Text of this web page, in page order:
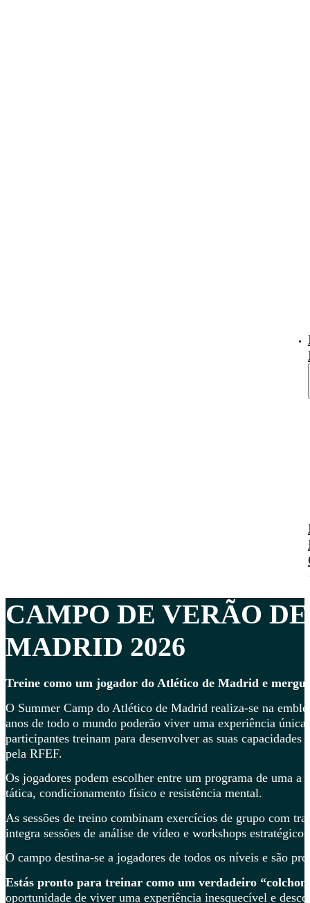
CAMPO DE VERÃO
MADRID 2026
Treine como um jogador do Atlético de Madrid e
O Summer Camp do Atlético de Madrid realiza-se na
anos de todo o mundo poderão viver uma experiência
participantes treinam para desenvolver as suas
pela RFEF.
Os jogadores podem escolher entre um programa de uma
tática, condicionamento físico e resistência mental.
As sessões de treino combinam exercícios de grupo com
integra sessões de análise de vídeo e workshops
O campo destina-se a jogadores de todos os níveis e são
Estás pronto para treinar como um verdadeiro
oportunidade de viver uma experiência inesquecível e